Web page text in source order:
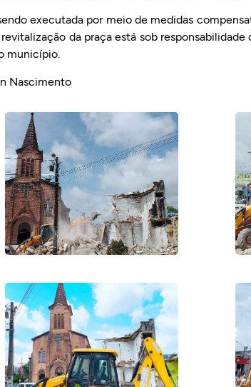
executada por meio de medidas
da praça está sob
município.
Nascimento